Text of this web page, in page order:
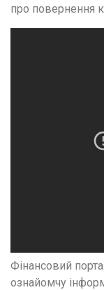
про повернення
Фінансовий
ознайомчу